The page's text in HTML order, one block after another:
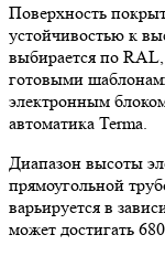
Поверхность
устойчивостью к
выбирается по
готовыми
электронным
автоматика Terma.
Диапазон высоты
прямоугольной
варьируется в
может достигать